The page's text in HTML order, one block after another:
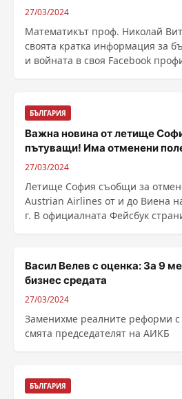
27/03/2024
Математикът проф. Николай
своята кратка информация за
и войната в своя Facebook профил
БЪЛГАРИЯ
Важна новина от летище
пътуващи! Има отменени
27/03/2024
Летище София съобщи за
Austrian Airlines от и до Виена
г. В официалната Фейсбук
Васил Велев с оценка: За 9
бизнес средата
27/03/2024
Заменихме реалните реформи
смята председателят на АИКБ
БЪЛГАРИЯ